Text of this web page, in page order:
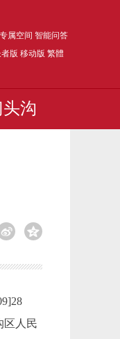
属空间 智能问答
版 移动版 繁體
沟
区人民